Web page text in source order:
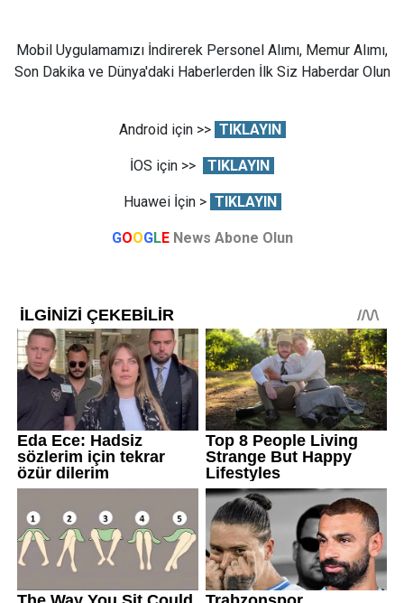
Mobil Uygulamamızı İndirerek Personel Alımı, Memur Alımı,
Son Dakika ve Dünya'daki Haberlerden İlk Siz Haberdar Olun
Android için >> TIKLAYIN
İOS için >> TIKLAYIN
Huawei İçin > TIKLAYIN
GOOGLE News Abone Olun